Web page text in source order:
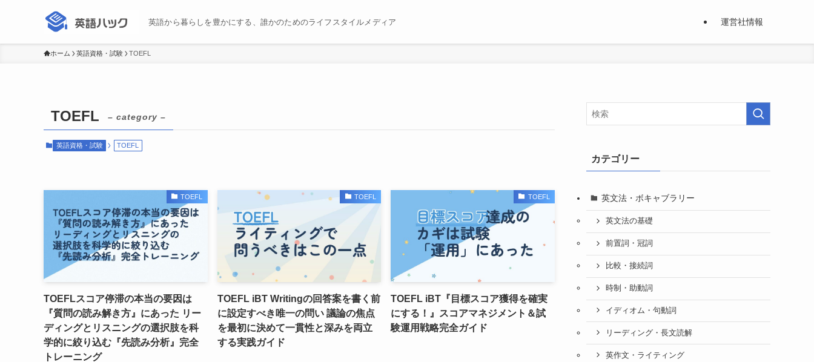
英語から暮らしを豊かにする、誰かのためのライフスタイルメディア 運営社情報
ホーム 英語資格・試験 TOEFL
TOEFL – category –
英語資格・試験 TOEFL
TOEFL
TOEFLスコア停滞の本当の要因は
『質問の読み解き方』にあった リー
ディングとリスニングの選択肢を科
学的に絞り込む『先読み分析』完全
トレーニング
TOEFL
TOEFL iBT Writingの回答案を書く前
に設定すべき唯一の問い 議論の焦点
を最初に決めて一貫性と深みを両立
する実践ガイド
TOEFL
TOEFL iBT『目標スコア獲得を確実
にする！』スコアマネジメント＆試
験運用戦略完全ガイド
カテゴリー
英文法・ボキャブラリー
英文法の基礎
前置詞・冠詞
比較・接続詞
時制・助動詞
イディオム・句動詞
リーディング・長文読解
英作文・ライティング